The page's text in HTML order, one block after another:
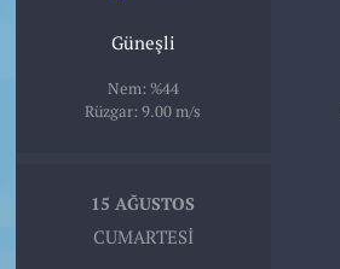
Güneşli
Nem: %44
Rüzgar: 9.00 m/s
15 AĞUSTOS
CUMARTESI